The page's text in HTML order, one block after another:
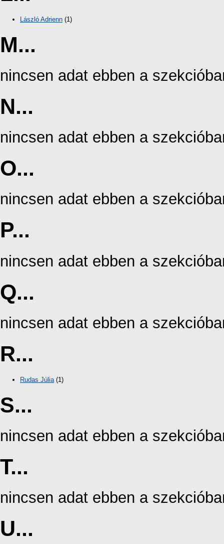
László Adrienn (1)
M...
nincsen adat ebben a
N...
nincsen adat ebben a
O...
nincsen adat ebben a
P...
nincsen adat ebben a
Q...
nincsen adat ebben a
R...
Rudas Júlia (1)
S...
nincsen adat ebben a
T...
nincsen adat ebben a
U...